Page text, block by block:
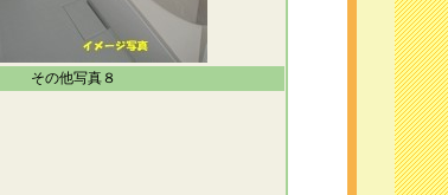
その他写真８